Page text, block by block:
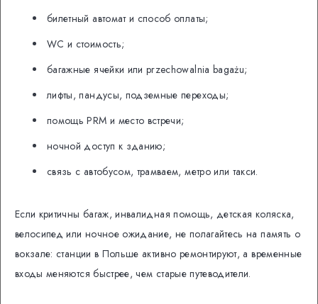
билетный автомат и способ оплаты;
WC и стоимость;
багажные ячейки или przechowalnia bagażu;
лифты, пандусы, подземные переходы;
помощь PRM и место встречи;
ночной доступ к зданию;
связь с автобусом, трамваем, метро или такси.
Если критичны багаж, инвалидная помощь, детская коляска,
велосипед или ночное ожидание, не полагайтесь на память о
вокзале: станции в Польше активно ремонтируют, а временные
входы меняются быстрее, чем старые путеводители.